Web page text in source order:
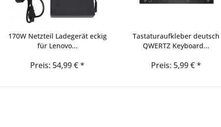
170W Netzteil Ladegerät eckig
für Lenovo...
Preis: 54,99 € *
Tastaturaufkleber deutsch
QWERTZ Keyboard...
Preis: 5,99 € *